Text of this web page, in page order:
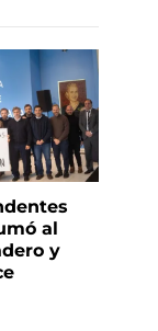
al
y